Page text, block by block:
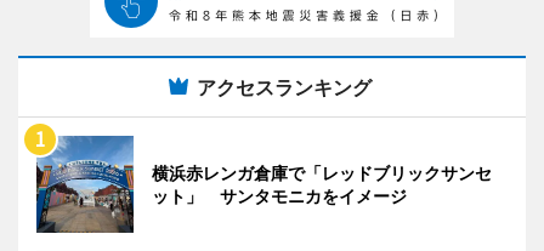
アクセスランキング
横浜赤レンガ倉庫で「レッドブリックサンセ
ット」 サンタモニカをイメージ